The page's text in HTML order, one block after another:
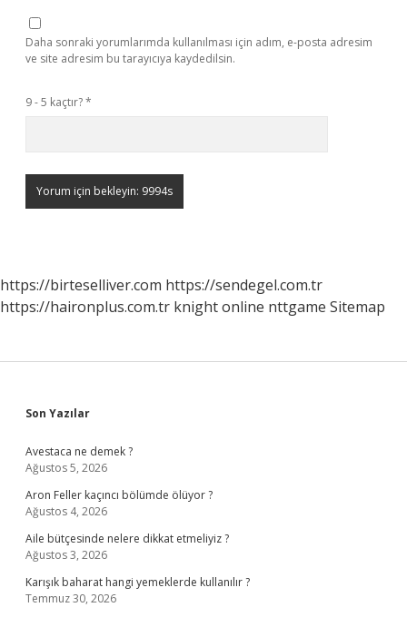
Daha sonraki yorumlarımda kullanılması için adım, e-posta adresim
ve site adresim bu tarayıcıya kaydedilsin.
9 - 5 kaçtır?*
https://birteselliver.com https://sendegel.com.tr
https://haironplus.com.tr knight online nttgame Sitemap
Sidebar
Son Yazılar
Avestaca ne demek ?
Ağustos 5, 2026
Aron Feller kaçıncı bölümde ölüyor ?
Ağustos 4, 2026
Aile bütçesinde nelere dikkat etmeliyiz ?
Ağustos 3, 2026
Karışık baharat hangi yemeklerde kullanılır ?
Temmuz 30, 2026